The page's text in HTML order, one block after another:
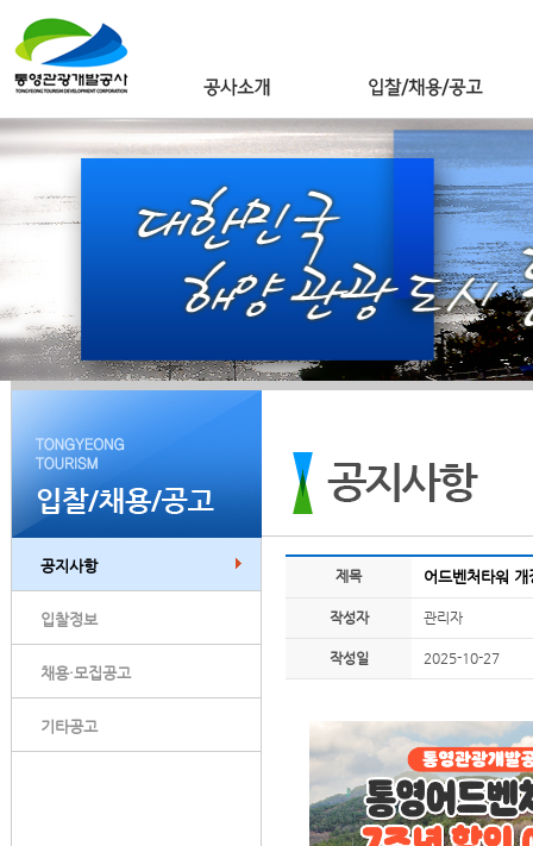
공지사항
입찰정보
채용·모집공고
기타공고
제목 어드벤처타워
작성자 관리자
작성일 2025-10-27